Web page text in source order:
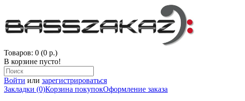
Товаров: 0 (0 р.)
В корзине пусто!
Войти или зарегистрироваться
Закладки (0)Корзина покупокОформление заказа